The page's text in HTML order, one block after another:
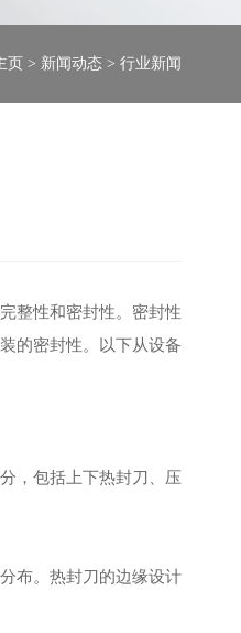
页 > 新闻动态 >行业新闻
整性和密封性。密封性
的密封性。以下从设备
，包括上下热封刀、压
布。热封刀的边缘设计